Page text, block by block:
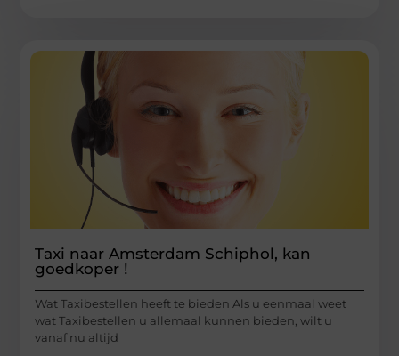
Taxi naar Amsterdam Schiphol, kan
goedkoper !
Wat Taxibestellen heeft te bieden Als u eenmaal weet
wat Taxibestellen u allemaal kunnen bieden, wilt u
vanaf nu altijd